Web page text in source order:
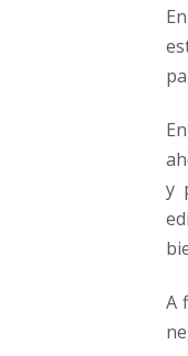
e
l
á
t
i
c
o
En
En
y
A